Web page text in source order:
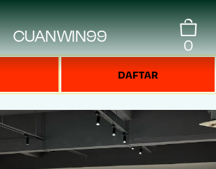
CUANWIN99 0
DAFTAR